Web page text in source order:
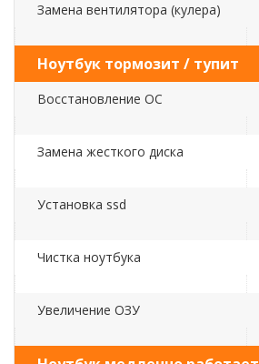
Замена вентилятора (кулера)
Ноутбук тормозит / тупит
Восстановление ОС
Замена жесткого диска
Установка ssd
Чистка ноутбука
Увеличение ОЗУ